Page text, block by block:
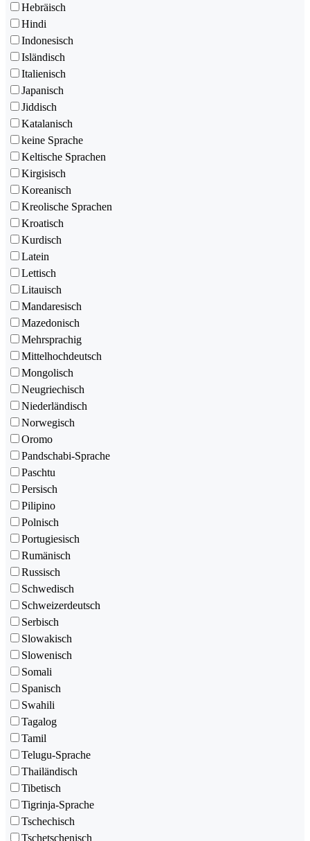
Hebräisch
Hindi
Indonesisch
Isländisch
Italienisch
Japanisch
Jiddisch
Katalanisch
keine Sprache
Keltische Sprachen
Kirgisisch
Koreanisch
Kreolische Sprachen
Kroatisch
Kurdisch
Latein
Lettisch
Litauisch
Mandaresisch
Mazedonisch
Mehrsprachig
Mittelhochdeutsch
Mongolisch
Neugriechisch
Niederländisch
Norwegisch
Oromo
Pandschabi-Sprache
Paschtu
Persisch
Pilipino
Polnisch
Portugiesisch
Rumänisch
Russisch
Schwedisch
Schweizerdeutsch
Serbisch
Slowakisch
Slowenisch
Somali
Spanisch
Swahili
Tagalog
Tamil
Telugu-Sprache
Thailändisch
Tibetisch
Tigrinja-Sprache
Tschechisch
Tschetschenisch